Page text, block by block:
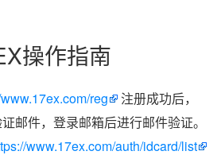
操作指南
reg
注册成功后，
邮件，登录邮箱后进行邮件验证。
www.17ex.com/auth/idcard/list